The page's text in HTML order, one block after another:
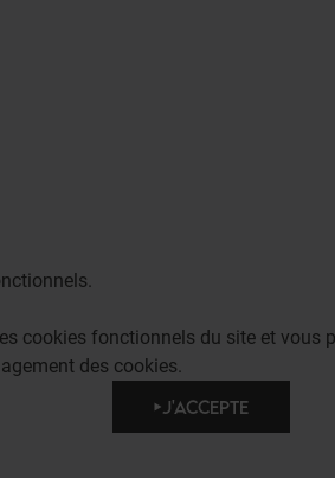
cookies fonctionnels du site et
des cookies.
J'ACCEPTE